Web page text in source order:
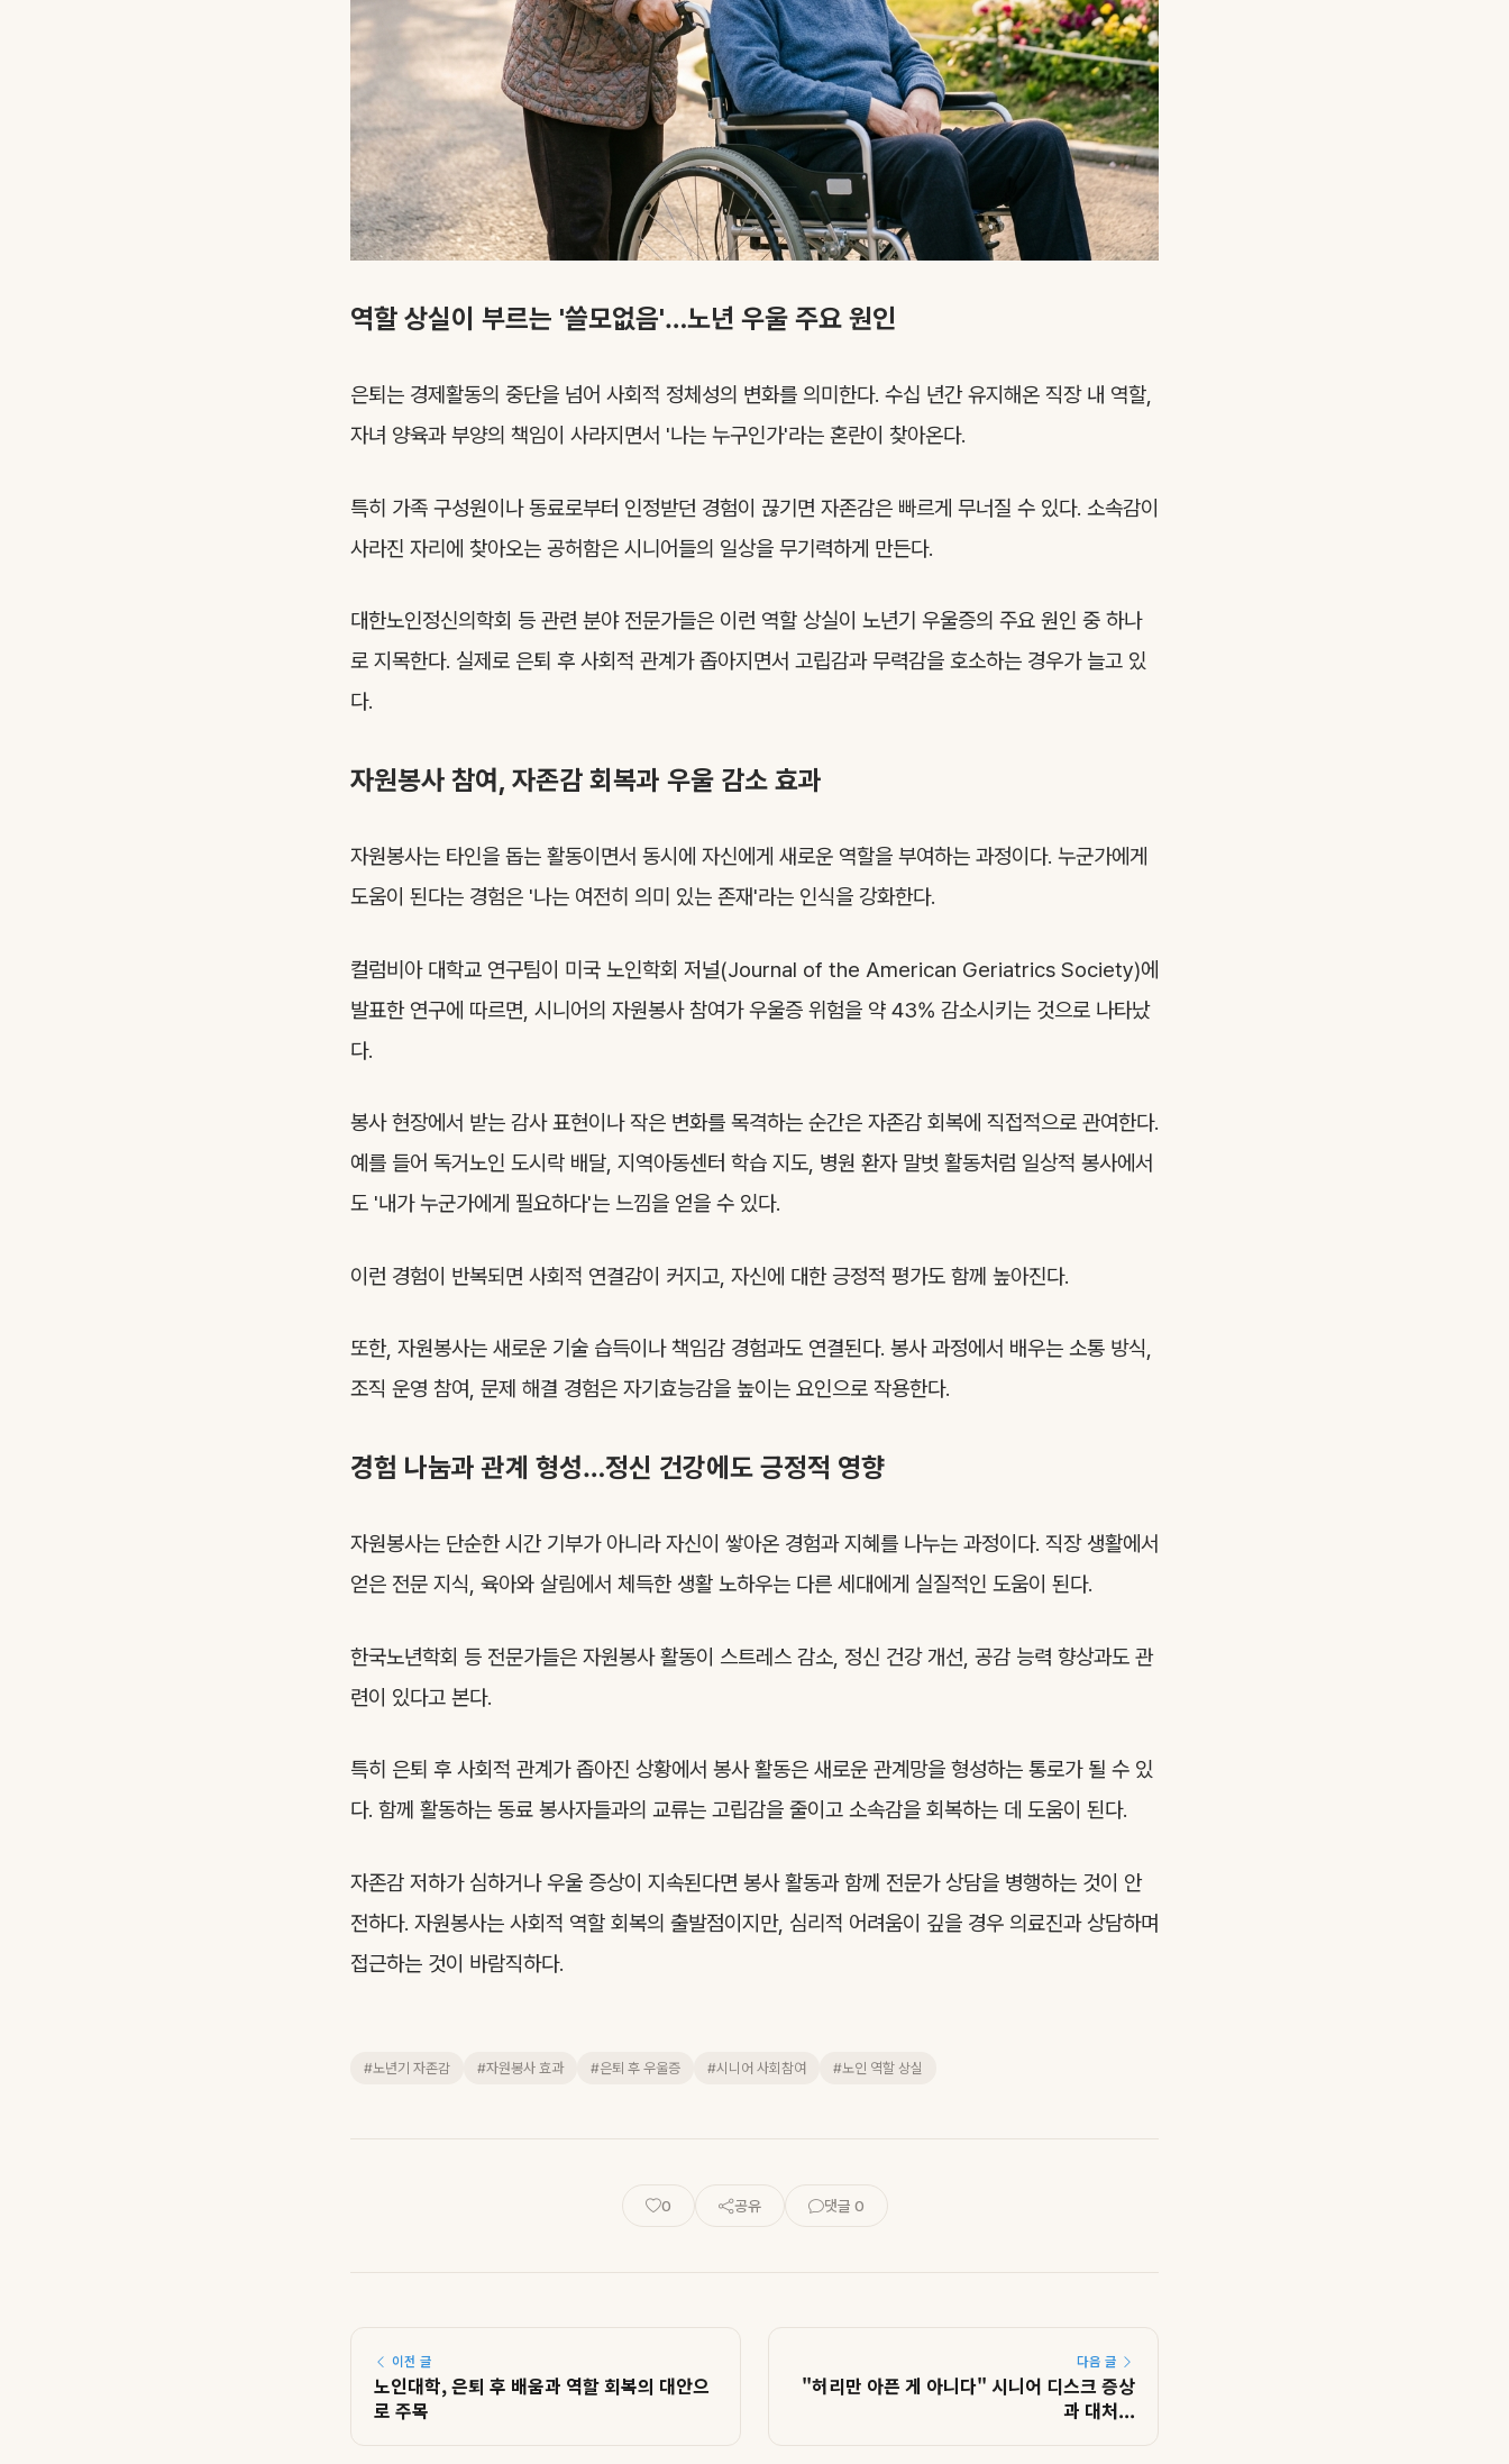
역할 상실이 부르는 '쓸모없음'…노년 우울 주요 원인
은퇴는 경제활동의 중단을 넘어 사회적 정체성의 변화를 의미한다. 수십 년간 유지해온 직장 내 역할,
자녀 양육과 부양의 책임이 사라지면서 '나는 누구인가'라는 혼란이 찾아온다.
특히 가족 구성원이나 동료로부터 인정받던 경험이 끊기면 자존감은 빠르게 무너질 수 있다. 소속감이
사라진 자리에 찾아오는 공허함은 시니어들의 일상을 무기력하게 만든다.
대한노인정신의학회 등 관련 분야 전문가들은 이런 역할 상실이 노년기 우울증의 주요 원인 중 하나
로 지목한다. 실제로 은퇴 후 사회적 관계가 좁아지면서 고립감과 무력감을 호소하는 경우가 늘고 있
다.
자원봉사 참여, 자존감 회복과 우울 감소 효과
자원봉사는 타인을 돕는 활동이면서 동시에 자신에게 새로운 역할을 부여하는 과정이다. 누군가에게
도움이 된다는 경험은 '나는 여전히 의미 있는 존재'라는 인식을 강화한다.
컬럼비아 대학교 연구팀이 미국 노인학회 저널(Journal of the American Geriatrics Society)에
발표한 연구에 따르면, 시니어의 자원봉사 참여가 우울증 위험을 약 43% 감소시키는 것으로 나타났
다.
봉사 현장에서 받는 감사 표현이나 작은 변화를 목격하는 순간은 자존감 회복에 직접적으로 관여한다.
예를 들어 독거노인 도시락 배달, 지역아동센터 학습 지도, 병원 환자 말벗 활동처럼 일상적 봉사에서
도 '내가 누군가에게 필요하다'는 느낌을 얻을 수 있다.
이런 경험이 반복되면 사회적 연결감이 커지고, 자신에 대한 긍정적 평가도 함께 높아진다.
또한, 자원봉사는 새로운 기술 습득이나 책임감 경험과도 연결된다. 봉사 과정에서 배우는 소통 방식,
조직 운영 참여, 문제 해결 경험은 자기효능감을 높이는 요인으로 작용한다.
경험 나눔과 관계 형성…정신 건강에도 긍정적 영향
자원봉사는 단순한 시간 기부가 아니라 자신이 쌓아온 경험과 지혜를 나누는 과정이다. 직장 생활에서
얻은 전문 지식, 육아와 살림에서 체득한 생활 노하우는 다른 세대에게 실질적인 도움이 된다.
한국노년학회 등 전문가들은 자원봉사 활동이 스트레스 감소, 정신 건강 개선, 공감 능력 향상과도 관
련이 있다고 본다.
특히 은퇴 후 사회적 관계가 좁아진 상황에서 봉사 활동은 새로운 관계망을 형성하는 통로가 될 수 있
다. 함께 활동하는 동료 봉사자들과의 교류는 고립감을 줄이고 소속감을 회복하는 데 도움이 된다.
자존감 저하가 심하거나 우울 증상이 지속된다면 봉사 활동과 함께 전문가 상담을 병행하는 것이 안
전하다. 자원봉사는 사회적 역할 회복의 출발점이지만, 심리적 어려움이 깊을 경우 의료진과 상담하며
접근하는 것이 바람직하다.
#노년기 자존감 #자원봉사 효과 #은퇴 후 우울증 #시니어 사회참여 #노인 역할 상실
0 공유 댓글 0
이전 글
노인대학, 은퇴 후 배움과 역할 회복의 대안으
로 주목
다음 글
"허리만 아픈 게 아니다" 시니어 디스크 증상
과 대처...